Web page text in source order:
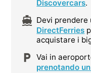
Discovercars.
Devi
DirectFerries
acquistare i
Vai in
prenotando